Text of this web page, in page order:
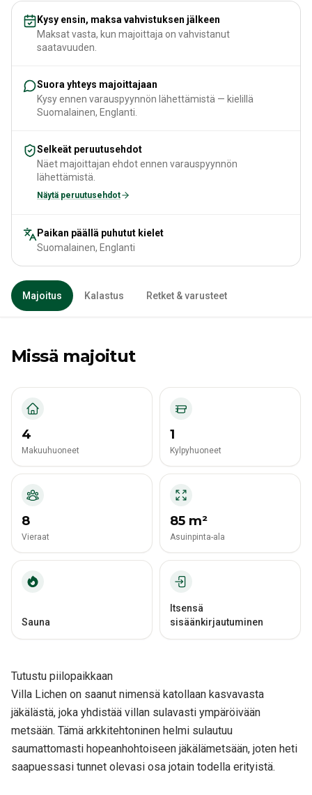
Kysy ensin, maksa vahvistuksen jälkeen
Maksat vasta, kun majoittaja on vahvistanut
saatavuuden.
Suora yhteys majoittajaan
Kysy ennen varauspyynnön lähettämistä — kielillä
Suomalainen, Englanti.
Selkeät peruutusehdot
Näet majoittajan ehdot ennen varauspyynnön
lähettämistä.
Näytä peruutusehdot
Paikan päällä puhutut kielet
Suomalainen, Englanti
Majoitus Kalastus Retket & varusteet
Missä majoitut
4
Makuuhuoneet
1
Kylpyhuoneet
8
Vieraat
85 m²
Asuinpinta-ala
Sauna
Itsensä
sisäänkirjautuminen
Tutustu piilopaikkaan
Villa Lichen on saanut nimensä katollaan kasvavasta
jäkälästä, joka yhdistää villan sulavasti ympäröivään
metsään. Tämä arkkitehtoninen helmi sulautuu
saumattomasti hopeanhohtoiseen jäkälämetsään, joten heti
saapuessasi tunnet olevasi osa jotain todella erityistä.